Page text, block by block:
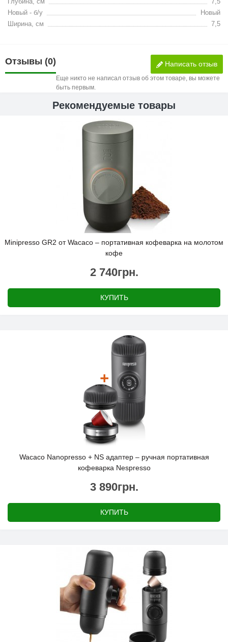
Новый - б/у
Новый
Ширина, см
7,5
Отзывы (0) Написать отзыв
Еще никто не написал отзыв об этом товаре, вы можете
быть первым.
Рекомендуемые товары
Minipresso GR2 от Wacaco – портативная кофеварка на молотом
кофе
2 740грн.
КУПИТЬ
Wacaco Nanopresso + NS адаптер – ручная портативная
кофеварка Nespresso
3 890грн.
КУПИТЬ